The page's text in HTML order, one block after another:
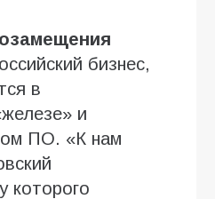
бизнес,
в
и
ПО. «К нам
которого